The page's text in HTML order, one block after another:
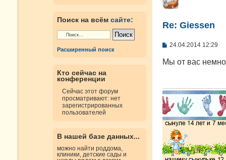
Поиск на всём сайте:
Расширенный поиск
Кто сейчас на
конференции
Сейчас этот форум
просматривают: нет
зарегистрированных
пользователей
В нашей базе данных...
можно найти роддома,
клиники, детские сады и
Re: Giessen
С
о
б
и
е
24.04.2014 12:29
Мы от вас